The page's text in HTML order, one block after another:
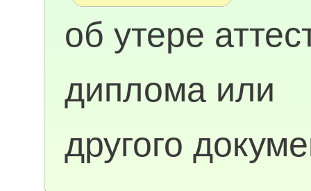
об утере
диплома или
другого